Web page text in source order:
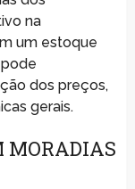
na
um estoque
dos preços,
gerais.
MORADIAS